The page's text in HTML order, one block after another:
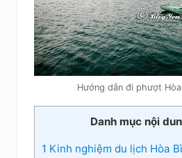
Hướng dẫn đi phượt
Danh mục nội
1 Kinh nghiệm du lịch Hòa